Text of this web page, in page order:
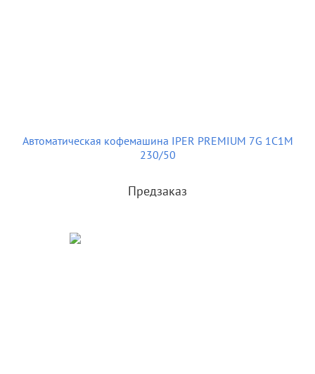
Автоматическая кофемашина IPER PREMIUM 7G 1C1M
230/50
Предзаказ